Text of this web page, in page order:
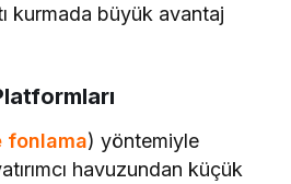
kurmada büyük avantaj
fonlama) yöntemiyle
havuzundan küçük